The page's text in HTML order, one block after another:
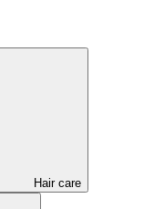
Hair care